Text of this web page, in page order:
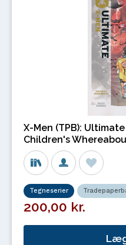
X-Men (TPB):
Children's
Tegneserier
200,00 kr.